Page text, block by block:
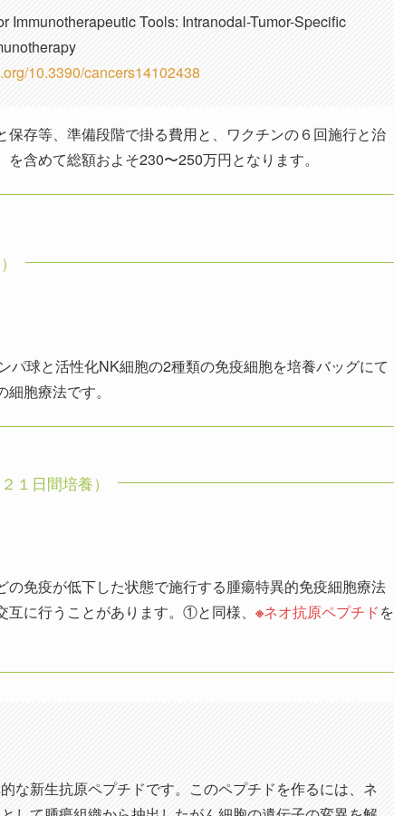
Immunotherapeutic Tools: Intranodal-Tumor-Specific
10.3390/cancers14102438
存等、準備段階で掛る費用と、ワクチンの６回施行と治
含めて総額およそ230〜250万円となります。
パ球と活性化NK細胞の2種類の免疫細胞を培養バッグにて
胞療法です。
１日間培養）
免疫が低下した状態で施行する腫瘍特異的免疫細胞療法
に行うことがあります。①と同様、 ※ネオ抗原ペプチドを
な新生抗原ペプチドです。このペプチドを作るには、ネ